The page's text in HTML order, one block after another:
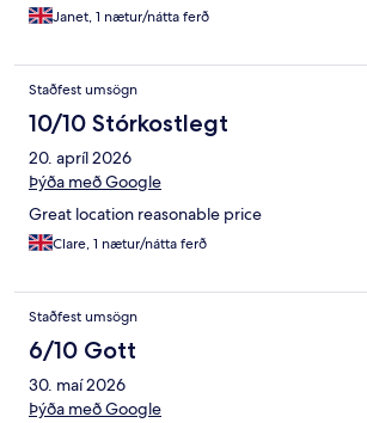
Janet, 1 nætur/nátta ferð
Staðfest umsögn
10/10 Stórkostlegt
20. apríl 2026
Þýða með Google
Great location reasonable price
Clare, 1 nætur/nátta ferð
Staðfest umsögn
6/10 Gott
30. maí 2026
Þýða með Google